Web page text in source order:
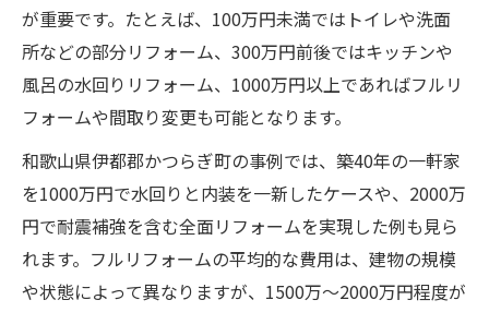
が重要です。たとえば、100万円未満ではトイレや洗面
所などの部分リフォーム、300万円前後ではキッチンや
風呂の水回りリフォーム、1000万円以上であればフルリ
フォームや間取り変更も可能となります。
和歌山県伊都郡かつらぎ町の事例では、築40年の一軒家
を1000万円で水回りと内装を一新したケースや、2000万
円で耐震補強を含む全面リフォームを実現した例も見ら
れます。フルリフォームの平均的な費用は、建物の規模
や状態によって異なりますが、1500万～2000万円程度が